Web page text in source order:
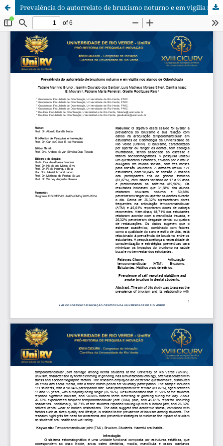
Prevalência do autorrelato de bruxismo noturno e em vigília nos alunos de Odontologia.